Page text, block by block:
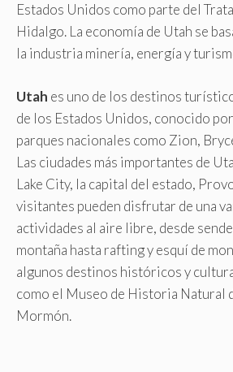
Estados Unidos como parte del
Hidalgo. La economía de Utah se
la industria minería, energía y
Utah es uno de los destinos
de los Estados Unidos, conocido
parques nacionales como Zion,
Las ciudades más importantes de
Lake City, la capital del estado,
visitantes pueden disfrutar de una
actividades al aire libre, desde
montaña hasta rafting y esquí de
algunos destinos históricos y
como el Museo de Historia Natural
Mormón.